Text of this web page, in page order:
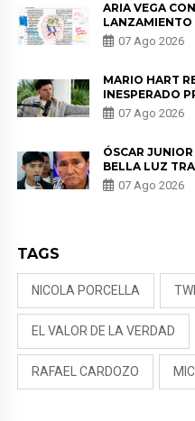
ARIA VEGA
LANZAMIENTO
07 Ago 2026
MARIO HART
INESPERADO
SALUD ANTES
KORINA: “ME
07 Ago 2026
ÓSCAR
BELLA LUZ
PADRE POR
NALDY
07 Ago 2026
TAGS
NICOLA PORCELLA
EL VALOR DE LA VERDAD
RAFAEL CARDOZO